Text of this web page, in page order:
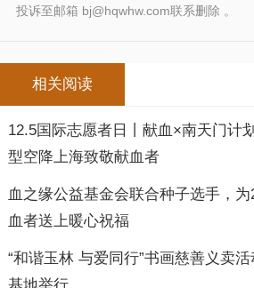
投诉至邮箱 bj@hqwhw.com联系删除 。
相关阅读
12.5国际志愿者日丨献血×南天门计
型空降上海致敬献血者
血之缘公益基金会联合种子选手，
血者送上暖心祝福
“和谐玉林 与爱同行”书画慈善义卖